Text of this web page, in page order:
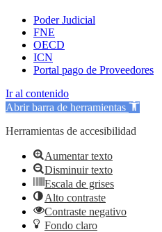
Poder Judicial
FNE
OECD
ICN
Portal pago de Proveedores
Ir al contenido
Abrir barra de herramientas
Herramientas de accesibilidad
Aumentar texto
Disminuir texto
Escala de grises
Alto contraste
Contraste negativo
Fondo claro